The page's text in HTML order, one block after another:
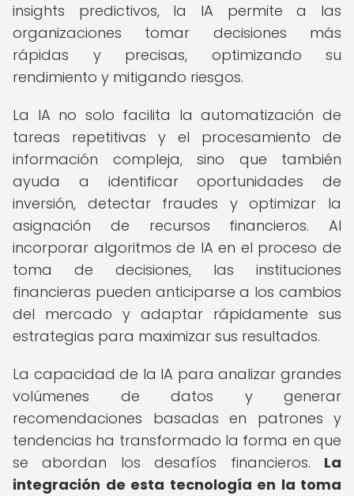
insights predictivos, la IA permite a las
organizaciones tomar decisiones más
rápidas y precisas, optimizando su
rendimiento y mitigando riesgos.
La IA no solo facilita la automatización de
tareas repetitivas y el procesamiento de
información compleja, sino que también
ayuda a identificar oportunidades de
inversión, detectar fraudes y optimizar la
asignación de recursos financieros. Al
incorporar algoritmos de IA en el proceso de
toma de decisiones, las instituciones
financieras pueden anticiparse a los cambios
del mercado y adaptar rápidamente sus
estrategias para maximizar sus resultados.
La capacidad de la IA para analizar grandes
volúmenes de datos y generar
recomendaciones basadas en patrones y
tendencias ha transformado la forma en que
se abordan los desafíos financieros. La
integración de esta tecnología en la toma